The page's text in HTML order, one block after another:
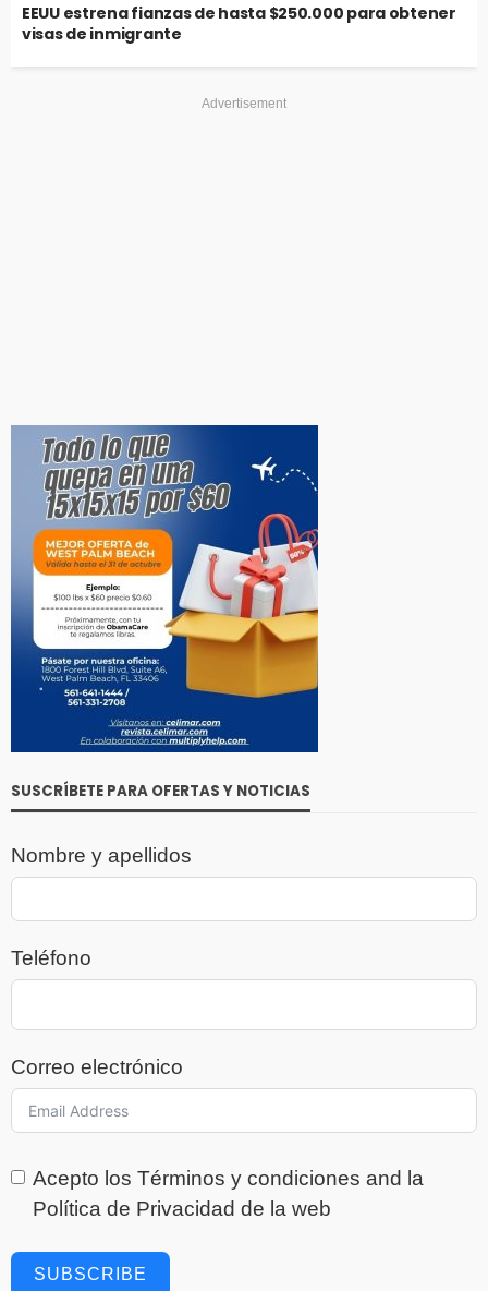
EEUU estrena fianzas de hasta $250.000 para obtener
visas de inmigrante
Advertisement
SUSCRÍBETE PARA OFERTAS Y NOTICIAS
Nombre y apellidos
Teléfono
Correo electrónico
Acepto los Términos y condiciones and la
Política de Privacidad de la web
SUBSCRIBE